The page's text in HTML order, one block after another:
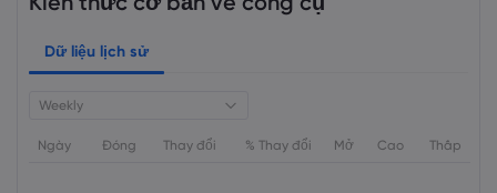
Dữ liệu lịch sử
Weekly
Ngày Đóng Thay đổi % Thay đổi Mở Cao Thấp